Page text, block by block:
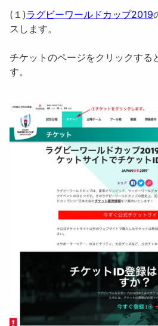
(１)ラグビーワールドカップ2019
スします。
チケットのページをクリックする
す。